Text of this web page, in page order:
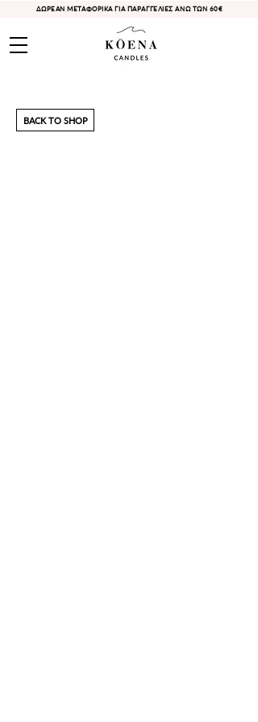
ΔΩΡΕΑΝ ΜΕΤΑΦΟΡΙΚΑ ΓΙΑ ΠΑΡΑΓΓΕΛΙΕΣ ΑΝΩ ΤΩΝ 60€
BACK TO SHOP